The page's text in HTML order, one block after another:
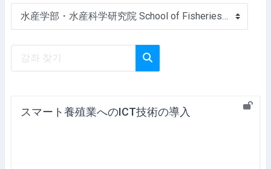
강좌 범주
강좌 찾기
スマート養殖業へのICT技術の導入